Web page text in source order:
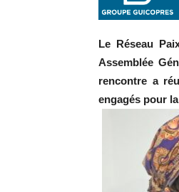
Le Réseau
Assemblée
rencontre a
engagés pour